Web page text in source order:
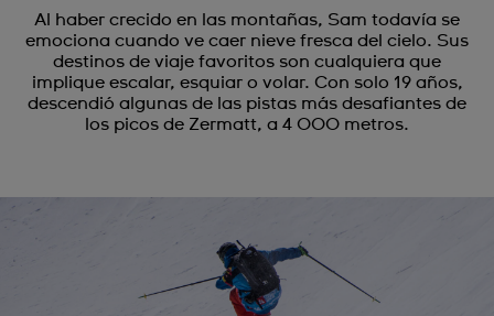
Al haber crecido en las montañas, Sam todavía se
emociona cuando ve caer nieve fresca del cielo. Sus
destinos de viaje favoritos son cualquiera que
implique escalar, esquiar o volar. Con solo 19 años,
descendió algunas de las pistas más desafiantes de
los picos de Zermatt, a 4 000 metros.